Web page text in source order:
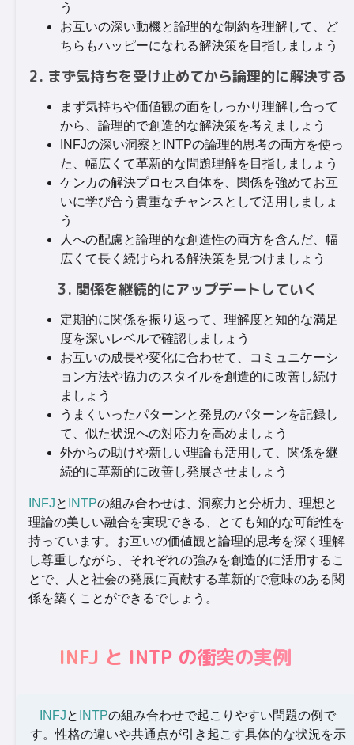
う
お互いの深い動機と論理的な制約を理解して、ど
ちらもハッピーになれる解決策を目指しましょう
2. まず気持ちを受け止めてから論理的に解決する
まず気持ちや価値観の面をしっかり理解し合って
から、論理的で創造的な解決策を考えましょう
INFJの深い洞察とINTPの論理的思考の両方を使っ
た、幅広くて革新的な問題理解を目指しましょう
ケンカの解決プロセス自体を、関係を強めてお互
いに学び合う貴重なチャンスとして活用しましょ
う
人への配慮と論理的な創造性の両方を含んだ、幅
広くて長く続けられる解決策を見つけましょう
3. 関係を継続的にアップデートしていく
定期的に関係を振り返って、理解度と知的な満足
度を深いレベルで確認しましょう
お互いの成長や変化に合わせて、コミュニケーシ
ョン方法や協力のスタイルを創造的に改善し続け
ましょう
うまくいったパターンと発見のパターンを記録し
て、似た状況への対応力を高めましょう
外からの助けや新しい理論も活用して、関係を継
続的に革新的に改善し発展させましょう
INFJと INTPの組み合わせは、洞察力と分析力、理想と
理論の美しい融合を実現できる、とても知的な可能性を
持っています。お互いの価値観と論理的思考を深く理解
し尊重しながら、それぞれの強みを創造的に活用するこ
とで、人と社会の発展に貢献する革新的で意味のある関
係を築くことができるでしょう。
INFJ と INTP の衝突の実例
INFJと INTPの組み合わせで起こりやすい問題の例で
す。性格の違いや共通点が引き起こす具体的な状況を示